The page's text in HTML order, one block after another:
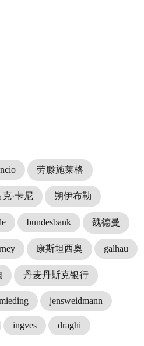
劳滕施莱格
克·卡尼 朔伊布勒
bundesbank 魏德曼
康斯坦西奥 galhau
丹麦丹斯克银行
jensweidmann
ingves draghi